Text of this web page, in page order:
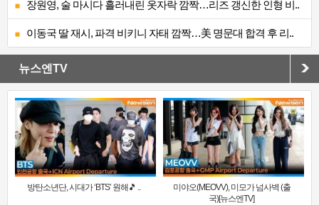
장원영, 술 마시다 흘러내린 옷자락 깜짝…리즈 갱신한 인형 비..
이동국 딸 재시, 파격 비키니 자태 깜짝…美 명문대 합격 후 리..
뉴스엔TV
방탄소년단, 시대가 ‘BTS’ 원해🎵 ..
미야오(MEOVV), 미모가 넘사벽 (출
국)[뉴스엔TV]